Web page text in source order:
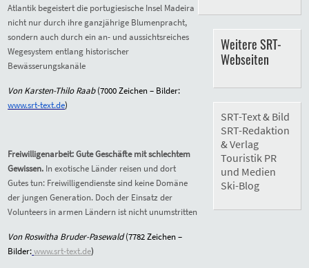
Atlantik begeistert die portugiesische Insel Madeira
nicht nur durch ihre ganzjährige Blumenpracht,
sondern auch durch ein an- und aussichtsreiches
Wegesystem entlang historischer
Bewässerungskanäle
Von Karsten-Thilo Raab(7000 Zeichen – Bilder:
www.srt-text.de)
Freiwilligenarbeit: Gute Geschäfte mit schlechtem
Gewissen. In exotische Länder reisen und dort
Gutes tun: Freiwilligendienste sind keine Domäne
der jungen Generation. Doch der Einsatz der
Volunteers in armen Ländern ist nicht unumstritten
Von Roswitha Bruder-Pasewald(7782 Zeichen –
Bilder:www.srt-text.de)
Weitere SRT-
Webseiten
SRT-Text & Bild
SRT-Redaktion
& Verlag
Touristik PR
und Medien
Ski-Blog